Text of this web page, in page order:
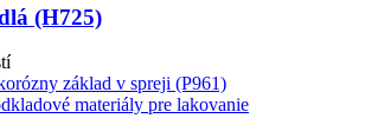
variantov.
Možnosti
si
môžete
vybrať
na
(H725)
Tento
produkt
má
materiály pre lakovanie